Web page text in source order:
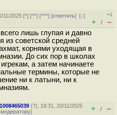
11/2025 [^] [^^] [^^^] [ответить][↓]
+1
+ / –
лишь глупая и давно
из советской средней
корнями уходящая в
До сих пор в школах
а затем начинаете
термины, которые не
ни к латыни, ни к
(?), 19:31, 20/11/2025
модератору] + / –